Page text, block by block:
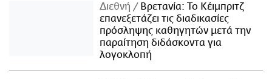
Διεθνή
Βρετανία: Το Κέιμπριτζ
επανεξετάζει τις διαδικασίες
πρόσληψης καθηγητών μετά την
παραίτηση διδάσκοντα για
λογοκλοπή